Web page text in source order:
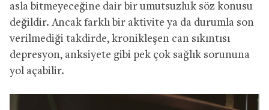
asla bitmeyeceğine dair bir umutsuzluk söz konusu
değildir. Ancak farklı bir aktivite ya da durumla son
verilmediği takdirde, kronikleşen can sıkıntısı
depresyon, anksiyete gibi pek çok sağlık sorununa
yol açabilir.